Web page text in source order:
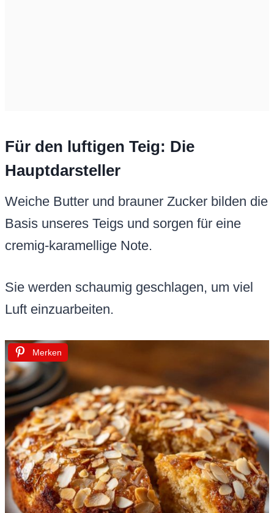
Für den luftigen Teig: Die
Hauptdarsteller
Weiche Butter und brauner Zucker bilden die
Basis unseres Teigs und sorgen für eine
cremig-karamellige Note.
Sie werden schaumig geschlagen, um viel
Luft einzuarbeiten.
Merken